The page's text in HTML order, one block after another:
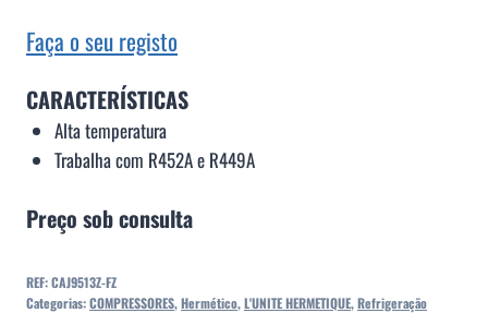
Faça o seu registo
CARACTERÍSTICAS
Alta temperatura
Trabalha com R452A e R449A
Preço sob consulta
REF:CAJ9513Z-FZ
Categorias:COMPRESSORES,Hermético,L'UNITE HERMETIQUE,Refrigeração